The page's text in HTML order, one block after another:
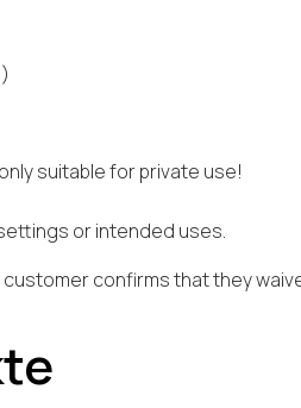
suitable for private use!
or intended uses.
confirms that they